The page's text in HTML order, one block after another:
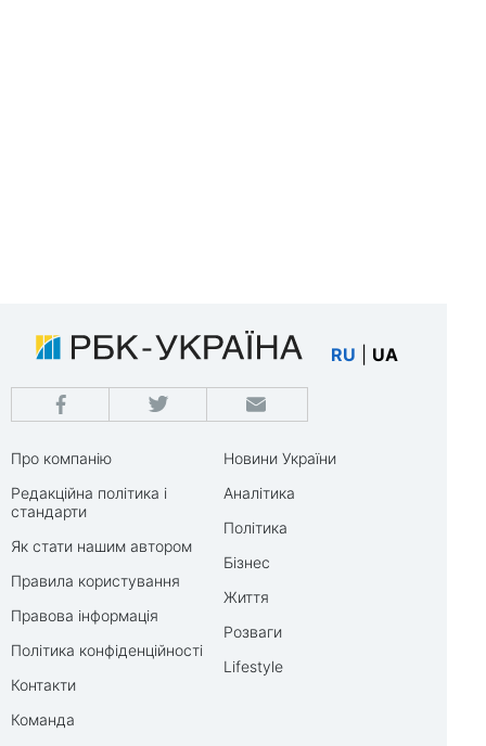
RU UA
Про компанію
Редакційна політика і
стандарти
Як стати нашим автором
Правила користування
Правова інформація
Політика конфіденційності
Контакти
Команда
Новини України
Аналітика
Політика
Бізнес
Життя
Розваги
Lifestyle